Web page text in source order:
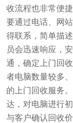
收流程也非常便
要通过电话、网
得联系，简单描
员会迅速响应，
通，确定上门回
者电脑数量较多
的上门回收服务
达，对电脑进行
与客户确认回收